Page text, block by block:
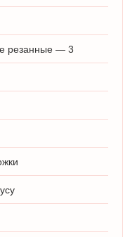
резанные — 3